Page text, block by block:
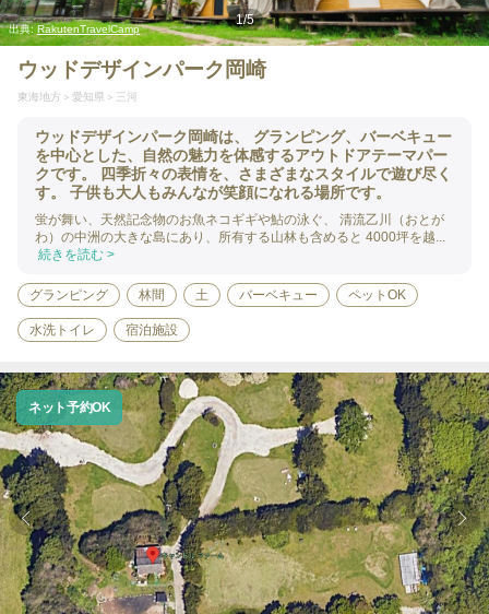
出典:RakutenTravelCamp
1/5
ウッドデザインパーク岡崎
東海地方 愛知県 三河
ウッドデザインパーク岡崎は、 グランピング、バーベキュー
を中心とした、自然の魅力を体感するアウトドアテーマパー
クです。 四季折々の表情を、さまざまなスタイルで遊び尽く
す。 子供も大人もみんなが笑顔になれる場所です。
蛍が舞い、天然記念物のお魚ネコギギや鮎の泳ぐ、 清流乙川（おとが
わ）の中洲の大きな島にあり、所有する山林も含めると 4000坪を越...
続きを読む >
グランピング 林間 土 バーベキュー ペットOK
水洗トイレ 宿泊施設
ネット予約OK